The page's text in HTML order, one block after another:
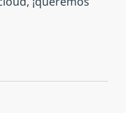
Datos Senior